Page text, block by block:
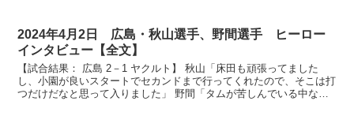
2024年4月2日 広島・秋山選手、野間選手 ヒーロー
インタビュー【全文】
【試合結果： 広島 2－1 ヤクルト】 秋山「床田も頑張ってました
し、小園が良いスタートでセカンドまで行ってくれたので、そこは打
つだけだなと思って入りました」 野間「タムが苦しんでいる中なん